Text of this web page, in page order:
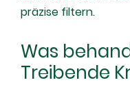
präzise filtern.
Was
Treibende